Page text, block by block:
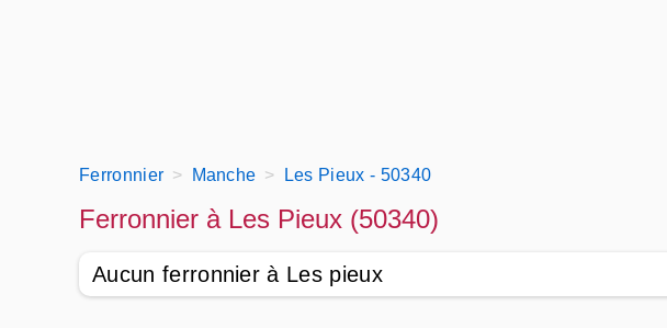
Ferronnier Manche Les Pieux - 50340
Ferronnier à Les Pieux (50340)
Aucun ferronnier à Les pieux